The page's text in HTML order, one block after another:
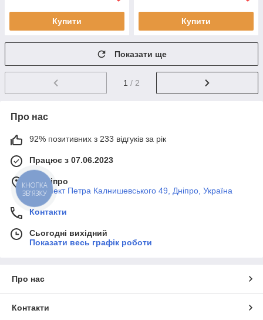
Купити Купити
Показати ще
1 / 2
Про нас
92% позитивних з 233 відгуків за рік
Працює з 07.06.2023
м. Дніпро
Проспект Петра Калнишевського 49, Дніпро, Україна
Контакти
Сьогодні вихідний
Показати весь графік роботи
Про нас
Контакти
КНОПКА
ЗВ'ЯЗКУ